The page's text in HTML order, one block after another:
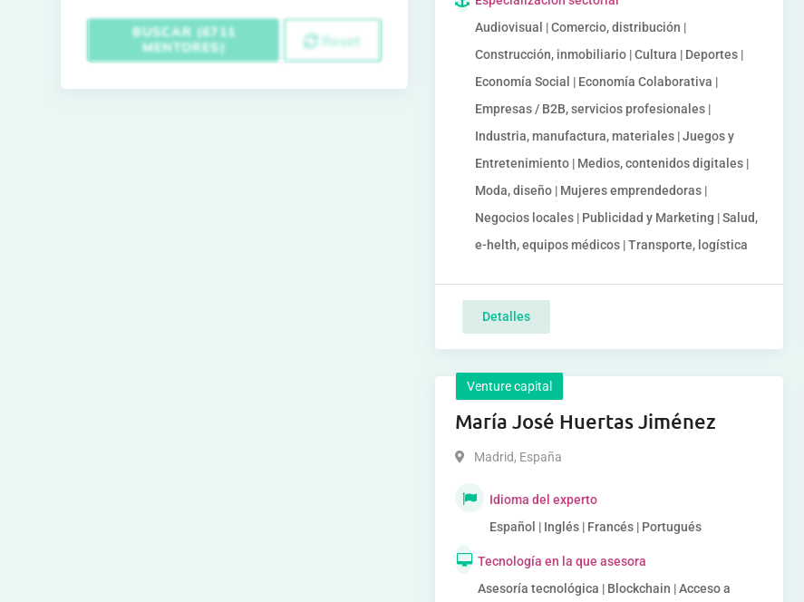
Audiovisual | Comercio, distribución |
Construcción, inmobiliario | Cultura | Deportes |
Economía Social | Economía Colaborativa |
Empresas / B2B, servicios profesionales |
Industria, manufactura, materiales | Juegos y
Entretenimiento | Medios, contenidos digitales |
Moda, diseño | Mujeres emprendedoras |
Negocios locales | Publicidad y Marketing | Salud,
e-helth, equipos médicos | Transporte, logística
Detalles
Venture capital
María José Huertas Jiménez
Madrid, España
Idioma del experto
Español | Inglés | Francés | Portugués
Tecnología en la que asesora
Asesoría tecnológica | Blockchain | Acceso a
BUSCAR (6711
MENTORES)
Reset